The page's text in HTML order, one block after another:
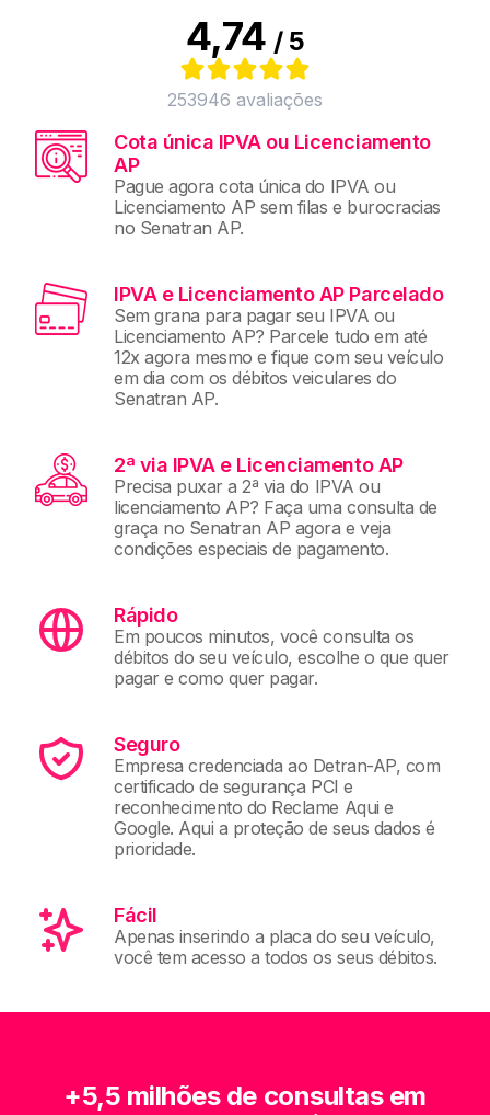
4,74 / 5
253946 avaliações
Cota única IPVA ou Licenciamento
AP
Pague agora cota única do IPVA ou
Licenciamento AP sem filas e burocracias
no Senatran AP.
IPVA e Licenciamento AP Parcelado
Sem grana para pagar seu IPVA ou
Licenciamento AP? Parcele tudo em até
12x agora mesmo e fique com seu veículo
em dia com os débitos veiculares do
Senatran AP.
2ª via IPVA e Licenciamento AP
Precisa puxar a 2ª via do IPVA ou
licenciamento AP? Faça uma consulta de
graça no Senatran AP agora e veja
condições especiais de pagamento.
Rápido
Em poucos minutos, você consulta os
débitos do seu veículo, escolhe o que quer
pagar e como quer pagar.
Seguro
Empresa credenciada ao Detran-AP, com
certificado de segurança PCI e
reconhecimento do Reclame Aqui e
Google. Aqui a proteção de seus dados é
prioridade.
Fácil
Apenas inserindo a placa do seu veículo,
você tem acesso a todos os seus débitos.
+5,5 milhões de consultas em